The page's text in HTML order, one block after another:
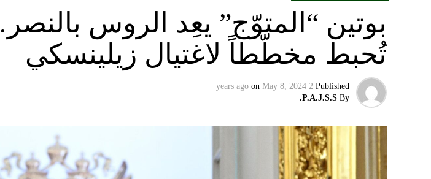
بوتين “المتوّج” يعِد الروس
تُحبط مخطّطاً لاغتيال زيلينسكي
Published
2 years ago
on May 8, 2024
By
P.A.J.S.S.